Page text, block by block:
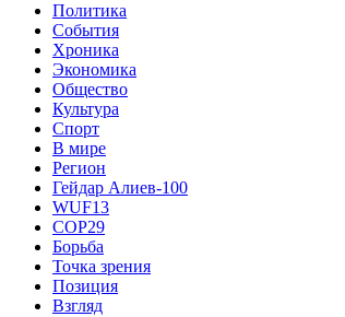
Политика
События
Хроника
Экономика
Общество
Культура
Спорт
В мире
Регион
Гейдар Алиев-100
WUF13
COP29
Борьба
Точка зрения
Позиция
Взгляд